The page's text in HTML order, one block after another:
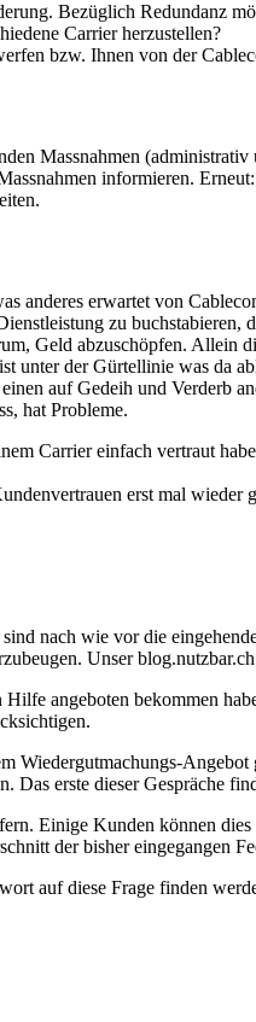
Bezüglich Redundanz
Carrier herzustellen?
bzw. Ihnen von der
Massnahmen
informieren.
anderes erwartet von
zu
Geld abzuschöpfen.
unter der Gürtellinie was da
auf Gedeih und Verderb
hat Probleme.
Carrier einfach vertraut
erst mal
nach wie vor die
Unser
angeboten bekommen
Wiedergutmachungs-
Das erste dieser Gespräche
Einige Kunden können
der bisher
auf diese Frage finden